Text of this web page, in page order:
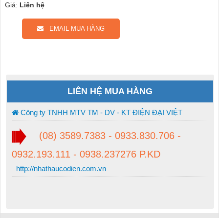
Giá: Liên hệ
EMAIL MUA HÀNG
LIÊN HỆ MUA HÀNG
Công ty TNHH MTV TM - DV - KT ĐIỆN ĐẠI VIỆT
(08) 3589.7383 - 0933.830.706 -
0932.193.111 - 0938.237276 P.KD
http://nhathaucodien.com.vn